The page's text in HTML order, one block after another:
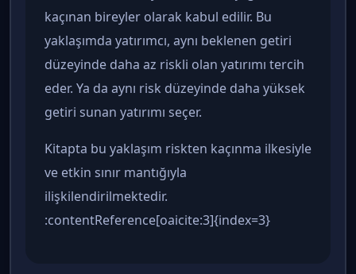
kaçınan bireyler olarak kabul edilir. Bu
yaklaşımda yatırımcı, aynı beklenen getiri
düzeyinde daha az riskli olan yatırımı tercih
eder. Ya da aynı risk düzeyinde daha yüksek
getiri sunan yatırımı seçer.
Kitapta bu yaklaşım riskten kaçınma ilkesiyle
ve etkin sınır mantığıyla
ilişkilendirilmektedir.
:contentReference[oaicite:3]{index=3}